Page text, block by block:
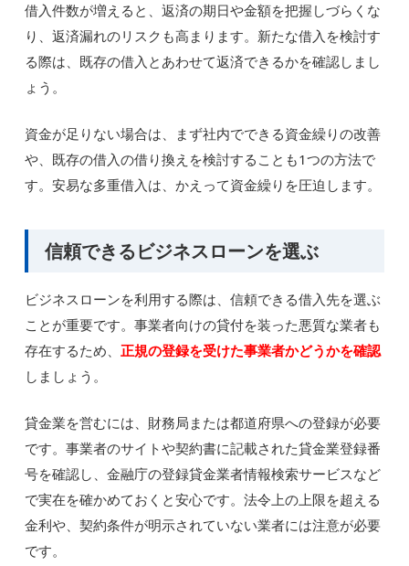
借入件数が増えると、返済の期日や金額を把握しづらくな
り、返済漏れのリスクも高まります。新たな借入を検討す
る際は、既存の借入とあわせて返済できるかを確認しまし
ょう。
資金が足りない場合は、まず社内でできる資金繰りの改善
や、既存の借入の借り換えを検討することも1つの方法で
す。安易な多重借入は、かえって資金繰りを圧迫します。
信頼できるビジネスローンを選ぶ
ビジネスローンを利用する際は、信頼できる借入先を選ぶ
ことが重要です。事業者向けの貸付を装った悪質な業者も
存在するため、正規の登録を受けた事業者かどうかを確認
しましょう。
貸金業を営むには、財務局または都道府県への登録が必要
です。事業者のサイトや契約書に記載された貸金業登録番
号を確認し、金融庁の登録貸金業者情報検索サービスなど
で実在を確かめておくと安心です。法令上の上限を超える
金利や、契約条件が明示されていない業者には注意が必要
です。